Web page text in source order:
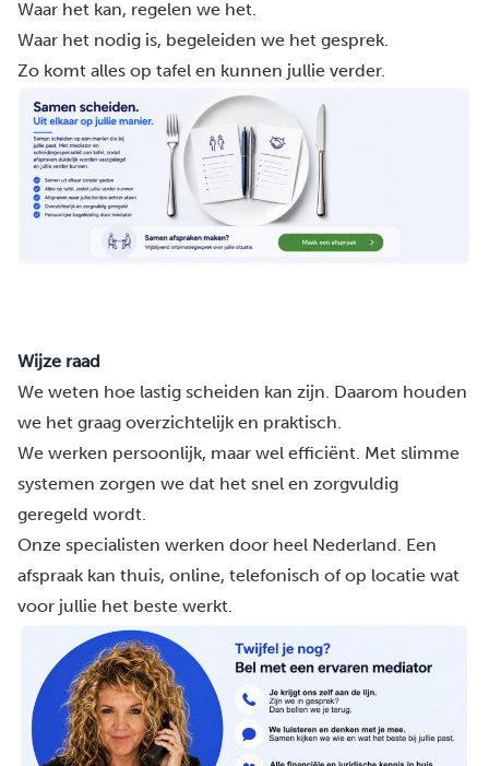
Waar het kan, regelen we het.
Waar het nodig is, begeleiden we het gesprek.
Zo komt alles op tafel en kunnen jullie verder.
Wijze raad
We weten hoe lastig scheiden kan zijn. Daarom houden
we het graag overzichtelijk en praktisch.
We werken persoonlijk, maar wel efficiënt. Met slimme
systemen zorgen we dat het snel en zorgvuldig
geregeld wordt.
Onze specialisten werken door heel Nederland. Een
afspraak kan thuis, online, telefonisch of op locatie wat
voor jullie het beste werkt.